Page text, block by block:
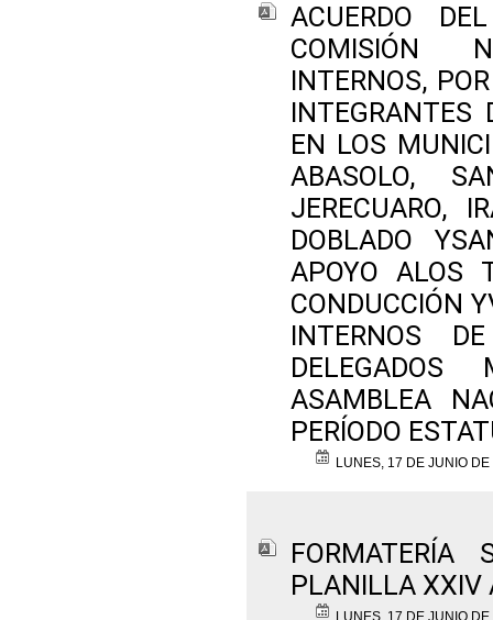
ACUERDO
COMISIÓN
INTERNOS,
INTEGRANTES
EN LOS
ABASOLO,
JERECUARO,
DOBLADO
APOYO ALOS
CONDUCCIÓN
INTERNOS
ASAMBLEA
PERÍODO
LUNES, 17 DE JUNIO
FORMATERÍA
PLANILLA XXIV
LUNES, 17 DE JUNIO